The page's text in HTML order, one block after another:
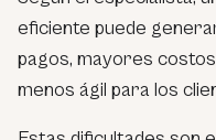
eficiente puede
pagos, mayores
menos ágil para los